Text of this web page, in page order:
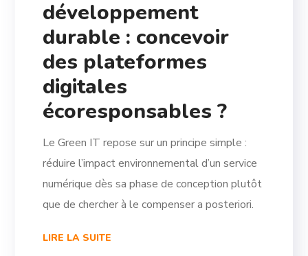
développement
durable : concevoir
des plateformes
digitales
écoresponsables ?
Le Green IT repose sur un principe simple :
réduire l’impact environnemental d’un service
numérique dès sa phase de conception plutôt
que de chercher à le compenser a posteriori.
LIRE LA SUITE